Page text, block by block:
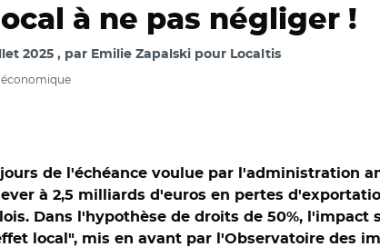
à ne pas négliger !
2025 par Emilie Zapalski pour Localtis
de l'échéance voulue par l'administration
à 2,5 milliards d'euros en pertes
Dans l'hypothèse de droits de 50%,
local", mis en avant par l'Observatoire des